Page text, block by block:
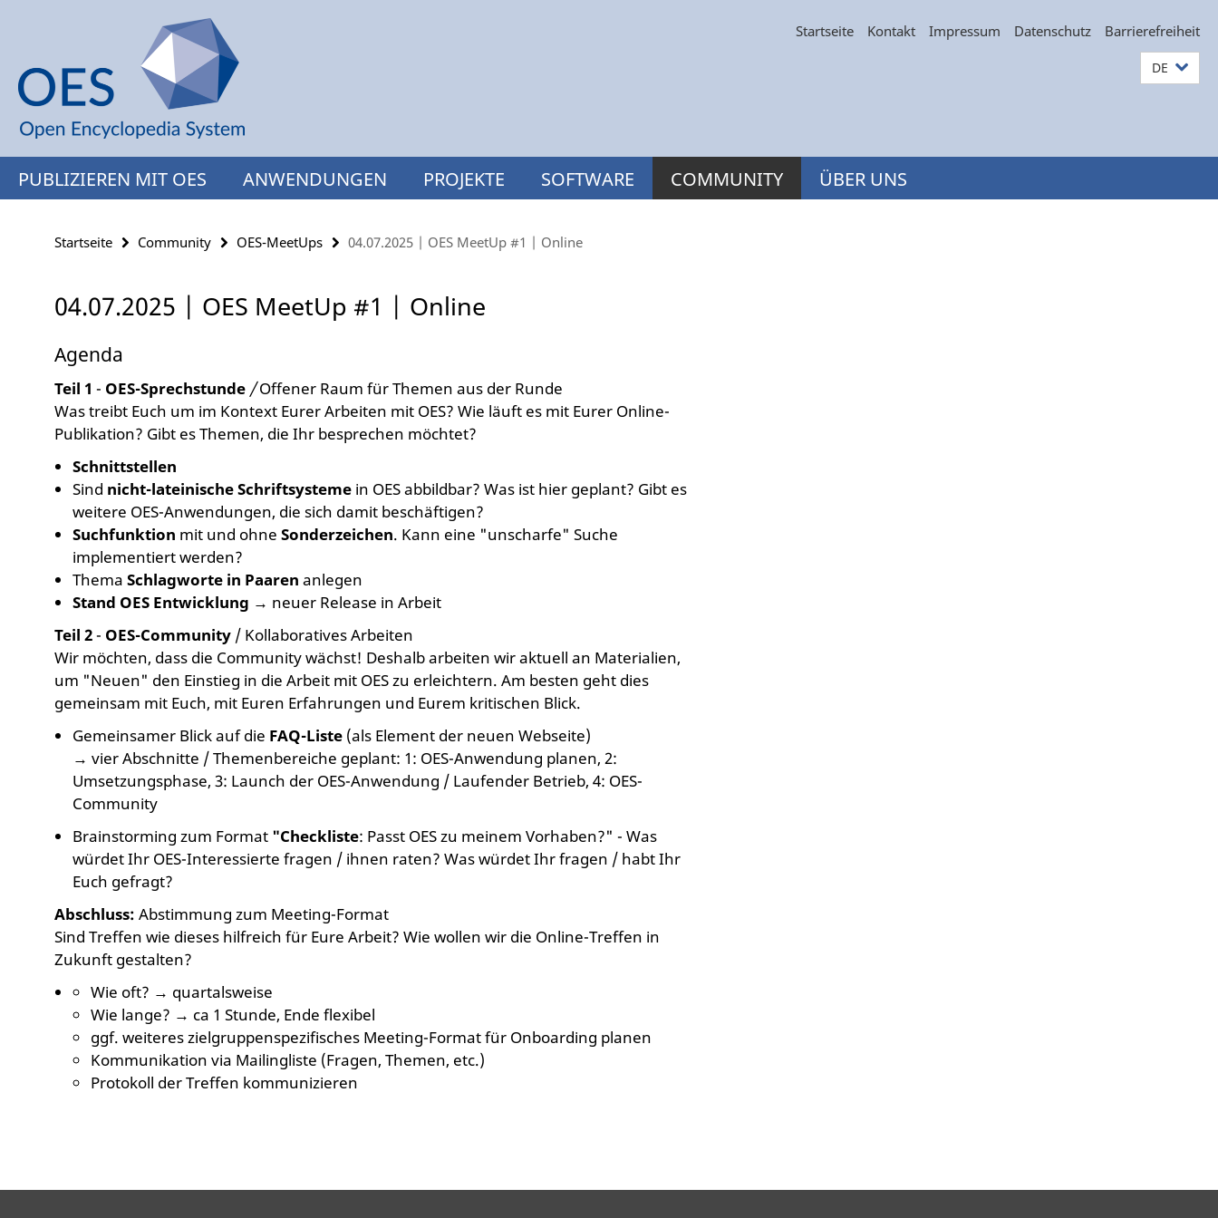
Inhalt
Startseite Kontakt Impressum Datenschutz Barrierefreiheit
DE
PUBLIZIEREN MIT OES ANWENDUNGEN PROJEKTE SOFTWARE COMMUNITY ÜBER UNS
Startseite Community OES-MeetUps 04.07.2025 | OES MeetUp #1 | Online
04.07.2025 | OES MeetUp #1 | Online
Agenda
Teil 1 - OES-Sprechstunde /Offener Raum für Themen aus der Runde
Was treibt Euch um im Kontext Eurer Arbeiten mit OES? Wie läuft es mit Eurer Online-
Publikation? Gibt es Themen, die Ihr besprechen möchtet?
Schnittstellen
Sind nicht-lateinische Schriftsysteme in OES abbildbar? Was ist hier geplant? Gibt es
weitere OES-Anwendungen, die sich damit beschäftigen?
Suchfunktion mit und ohne Sonderzeichen. Kann eine "unscharfe" Suche
implementiert werden?
Thema Schlagworte in Paaren anlegen
Stand OES Entwicklung → neuer Release in Arbeit
Teil 2- OES-Community / Kollaboratives Arbeiten
Wir möchten, dass die Community wächst! Deshalb arbeiten wir aktuell an Materialien,
um "Neuen" den Einstieg in die Arbeit mit OES zu erleichtern. Am besten geht dies
gemeinsam mit Euch, mit Euren Erfahrungen und Eurem kritischen Blick.
Gemeinsamer Blick auf die FAQ-Liste (als Element der neuen Webseite)
→ vier Abschnitte / Themenbereiche geplant: 1: OES-Anwendung planen, 2:
Umsetzungsphase, 3: Launch der OES-Anwendung / Laufender Betrieb, 4: OES-
Community
Brainstorming zum Format "Checkliste: Passt OES zu meinem Vorhaben?" - Was
würdet Ihr OES-Interessierte fragen / ihnen raten? Was würdet Ihr fragen / habt Ihr
Euch gefragt?
Abschluss: Abstimmung zum Meeting-Format
Sind Treffen wie dieses hilfreich für Eure Arbeit? Wie wollen wir die Online-Treffen in
Zukunft gestalten?
Wie oft? → quartalsweise
Wie lange? → ca 1 Stunde, Ende flexibel
ggf. weiteres zielgruppenspezifisches Meeting-Format für Onboarding planen
Kommunikation via Mailingliste (Fragen, Themen, etc.)
Protokoll der Treffen kommunizieren